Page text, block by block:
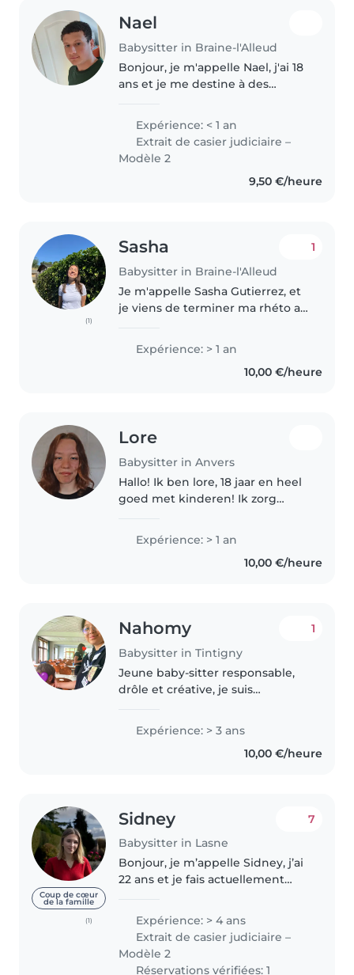
Nael
Babysitter in Braine-l'Alleud
Bonjour, je m'appelle Nael, j'ai 18
ans et je me destine à des
maternel. Depuis un an, je
donne des stages d'animation
pour enfants à Bruxelles au sein..
Expérience: < 1 an
Extrait de casier judiciaire –
Modèle 2
9,50 €/heure
(1)
Sasha
Babysitter in Braine-l'Alleud
1
Je m'appelle Sasha Gutierrez, et
je viens de terminer ma rhéto au
les mouvements de jeunesse
depuis toute petite et suis
brevetée animatrice auprès..
Expérience: > 1 an
10,00 €/heure
Lore
Babysitter in Anvers
Hallo! Ik ben lore, 18 jaar en heel
goed met kinderen! Ik zorg
leeftijden en heb ervaring met
baby's tot en met
basisschoolkinderen. Ik ben
Expérience: > 1 an
10,00 €/heure
Nahomy
Babysitter in Tintigny
1
Jeune baby-sitter responsable,
drôle et créative, je suis
compétences en dessin, langues
et travaux manuels, j’ai déjà
Expérience: > 3 ans
10,00 €/heure
Coup de cœur
de la famille
(1)
Sidney
Babysitter in Lasne
7
Bonjour, je m’appelle Sidney, j’ai
22 ans et je fais actuellement
manager à l’ifapme de Limal Je
suis la plus grande d’une famille
de quatre enfants, et..
Expérience: > 4 ans
Extrait de casier judiciaire –
Modèle 2
Réservations vérifiées: 1